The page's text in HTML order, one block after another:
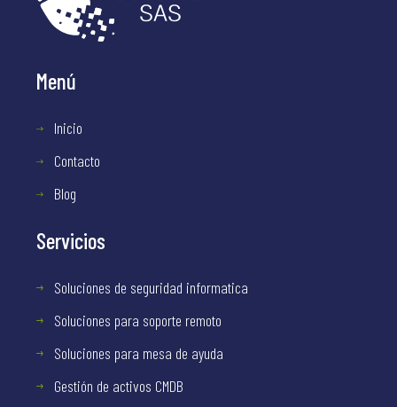
Menú
Inicio
Contacto
Blog
Servicios
Soluciones de seguridad informatica
Soluciones para soporte remoto
Soluciones para mesa de ayuda
Gestión de activos CMDB